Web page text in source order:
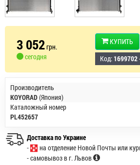
3 052грн.
сегодня
КУПИТЬ
Код: 1699702
Производитель
KOYORAD(Япония)
Каталожный номер
PL452657
Доставка по Украине
-
на отделение Новой Почты или
- самовывоз в г. Львов